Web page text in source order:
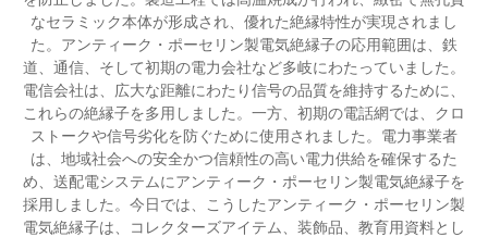
なセラミック本体が形成され、優れた絶縁特性が実現されまし
た。アンティーク・ポーセリン製電気絶縁子の応用範囲は、鉄
道、通信、そして初期の電力会社など多岐にわたっていました。
電信会社は、広大な距離にわたり信号の品質を維持するために、
これらの絶縁子を多用しました。一方、初期の電話網では、クロ
ストークや信号劣化を防ぐために使用されました。電力事業者
は、地域社会への安全かつ信頼性の高い電力供給を確保するた
め、送配電システムにアンティーク・ポーセリン製電気絶縁子を
採用しました。今日では、こうしたアンティーク・ポーセリン製
電気絶縁子は、コレクターズアイテム、装飾品、教育用資料とし